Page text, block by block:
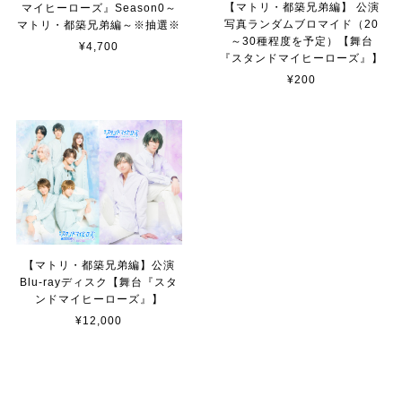
マイヒーローズ』Season0～
マトリ・都築兄弟編～※抽選※
¥4,700
【マトリ・都築兄弟編】 公演
写真ランダムブロマイド（20
～30種程度を予定）【舞台
『スタンドマイヒーローズ』】
¥200
【マトリ・都築兄弟編】公演
Blu-rayディスク【舞台『スタ
ンドマイヒーローズ』】
¥12,000